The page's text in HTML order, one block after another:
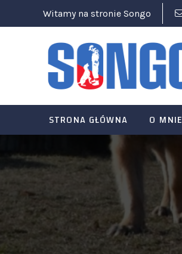
Witamy na stronie Songo
STRONA GŁÓWNA O MNIE